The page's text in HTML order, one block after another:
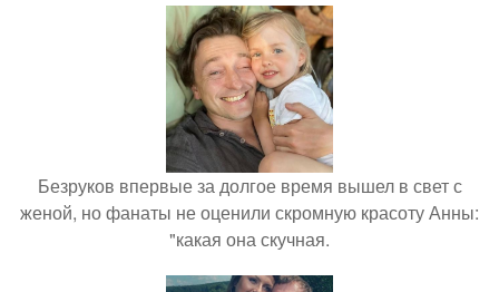
Безруков впервые за долгое время вышел в свет с
женой, но фанаты не оценили скромную красоту Анны:
"какая она скучная.